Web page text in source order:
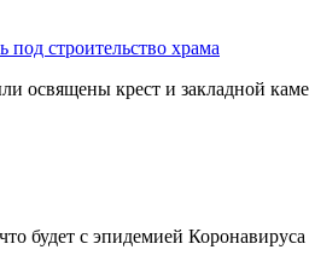
строительство храма
крест и закладной
будет с эпидемией